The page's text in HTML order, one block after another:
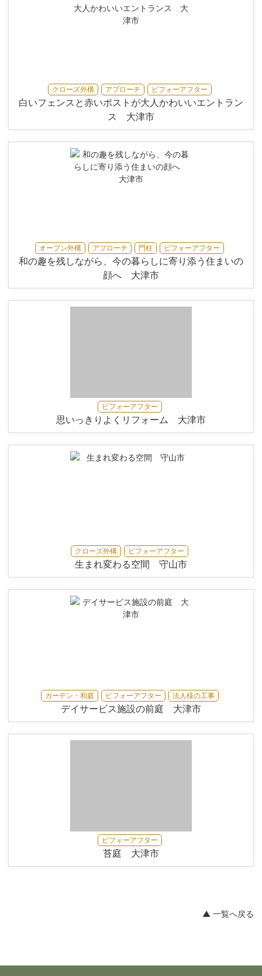
クローズ外構 アプローチ ビフォーアフター
白いフェンスと赤いポストが大人かわいいエントラン
ス 大津市
オープン外構 アプローチ 門柱 ビフォーアフター
和の趣を残しながら、今の暮らしに寄り添う住まいの
顔へ 大津市
ビフォーアフター
思いっきりよくリフォーム 大津市
クローズ外構 ビフォーアフター
生まれ変わる空間 守山市
ガーデン・和庭 ビフォーアフター 法人様の工事
デイサービス施設の前庭 大津市
ビフォーアフター
苔庭 大津市
▲ 一覧へ戻る